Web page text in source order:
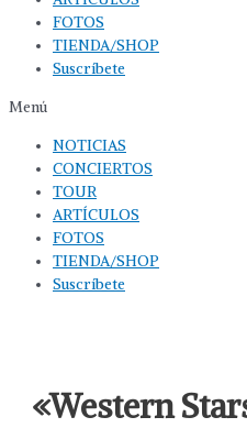
FOTOS
TIENDA/SHOP
Suscríbete
Menú
NOTICIAS
CONCIERTOS
TOUR
ARTÍCULOS
FOTOS
TIENDA/SHOP
Suscríbete
«Western